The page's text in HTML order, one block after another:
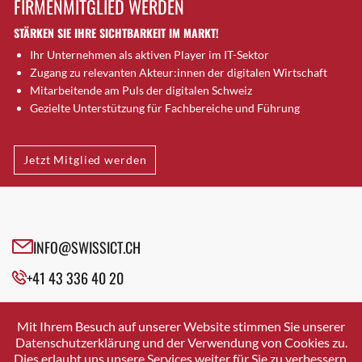
Brugg AG
Brütten
Bubendorf
Bubikon
Buchs (SG)
Bäretswil
Bülach
Cazis
Crissier
Davos Platz
Dierikon
Dietikon
FIRMENMITGLIED WERDEN
STÄRKEN SIE IHRE SICHTBARKEIT IM MARKT!
Ihr Unternehmen als aktiven Player im IT-Sektor
Zugang zu relevanten Akteur:innen der digitalen Wirtschaft
Mitarbeitende am Puls der digitalen Schweiz
Gezielte Unterstützung für Fachbereiche und Führung
Jetzt Mitglied werden
INFO@SWISSICT.CH
+41 43 336 40 20
SWISSICT
VULKANSTRASSE 120
8048 ZURICH
Mit Ihrem Besuch auf unserer Website stimmen Sie unserer
Datenschutzerklärung und der Verwendung von Cookies zu.
Dies erlaubt uns unsere Services weiter für Sie zu verbessern.